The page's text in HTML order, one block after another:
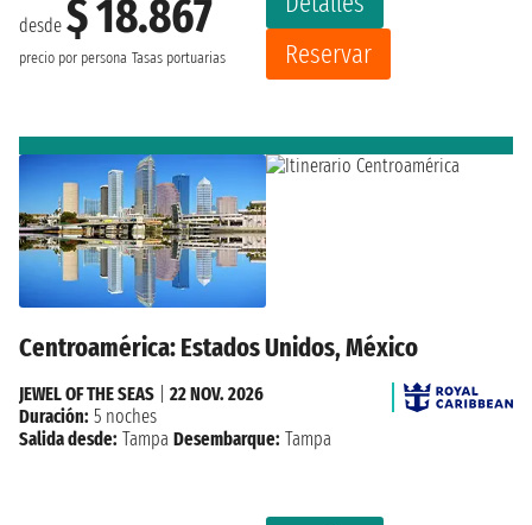
desde $ 18.867
precio por persona Tasas portuarias
Reservar
Centroamérica: Estados Unidos, México
JEWEL OF THE SEAS
22 NOV. 2026
Duración: 5 noches
Salida desde: Tampa Desembarque: Tampa